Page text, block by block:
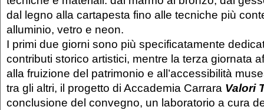
dal legno alla cartapesta fino alle tecniche più
alluminio, vetro e neon.
I primi due giorni sono più specificatamente
contributi storico artistici, mentre la terza giornata
alla fruizione del patrimonio e all’accessibilità
tra gli altri, il progetto di Accademia Carrara Valori
conclusione del convegno, un laboratorio a cura